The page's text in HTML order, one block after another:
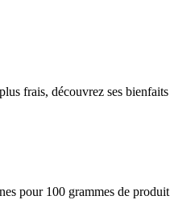
frais, découvrez ses
pour 100 grammes de